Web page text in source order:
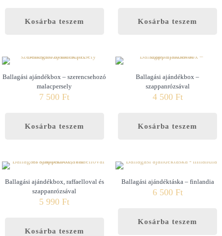
Kosárba teszem Kosárba teszem
Ballagási ajándékbox – szerencsehozó
malacpersely
7 500Ft
Kosárba teszem
Ballagási ajándékbox –
szappanrózsával
4 500 Ft
Kosárba teszem
Ballagási ajándékbox, raffaelloval és
szappanrózsával
5 990Ft
Kosárba teszem
Ballagási ajándéktáska – finlandia
6 500 Ft
Kosárba teszem